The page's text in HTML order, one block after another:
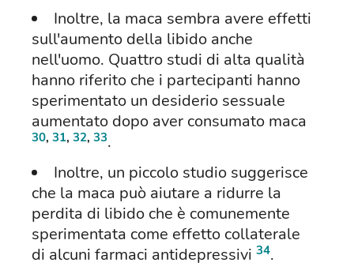
Inoltre, la maca sembra avere effetti
sull'aumento della libido anche
nell'uomo. Quattro studi di alta qualità
hanno riferito che i partecipanti hanno
sperimentato un desiderio sessuale
aumentato dopo aver consumato maca
30, 31, 32, 33.
Inoltre, un piccolo studio suggerisce
che la maca può aiutare a ridurre la
perdita di libido che è comunemente
sperimentata come effetto collaterale
di alcuni farmaci antidepressivi 34.